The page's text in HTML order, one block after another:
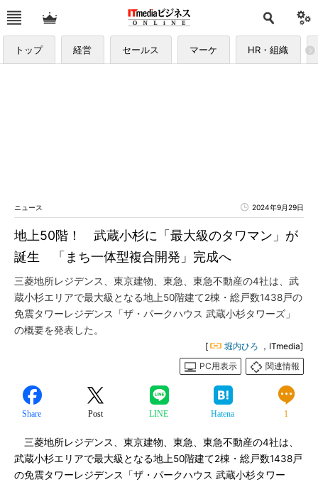
トップ 経営 セールス マーケ HR・組織
ニュース 2024年9月29日
地上50階！ 武蔵小杉に「最大級のタワマン」が
誕生 「まち一体型複合開発」完成へ
三菱地所レジデンス、東京建物、東急、東急不動産の4社は、武
蔵小杉エリアで最大級となる地上50階建て2棟・総戸数1438戸の
免震タワーレジデンス「ザ・パークハウス 武蔵小杉タワーズ」
の概要を発表した。
[ 堀内ひろ ，ITmedia]
PC用表示
関連情報
Share Post LINE Hatena 1
三菱地所レジデンス、東京建物、東急、東急不動産の4社は、
武蔵小杉エリアで最大級となる地上50階建て2棟・総戸数1438戸
の免震タワーレジデンス「ザ・パークハウス 武蔵小杉タワー